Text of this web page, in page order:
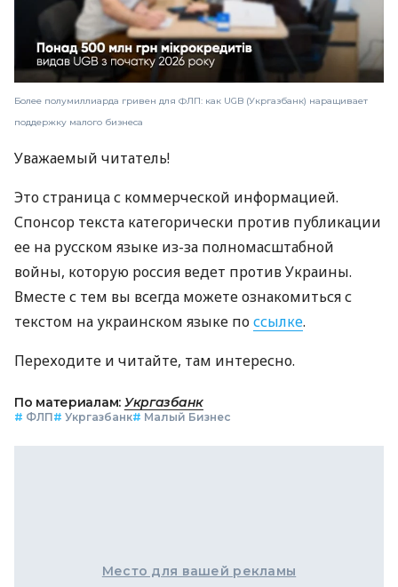
Более полумиллиарда гривен для ФЛП: как UGB (Укргазбанк) наращивает
поддержку малого бизнеса
Уважаемый читатель!
Это страница с коммерческой информацией.
Спонсор текста категорически против публикации
ее на русском языке из-за полномасштабной
войны, которую россия ведет против Украины.
Вместе с тем вы всегда можете ознакомиться с
текстом на украинском языке поссылке.
Переходите и читайте, там интересно.
По материалам: Укргазбанк
# ФЛП# Укргазбанк# Малый Бизнес
Место для вашей рекламы